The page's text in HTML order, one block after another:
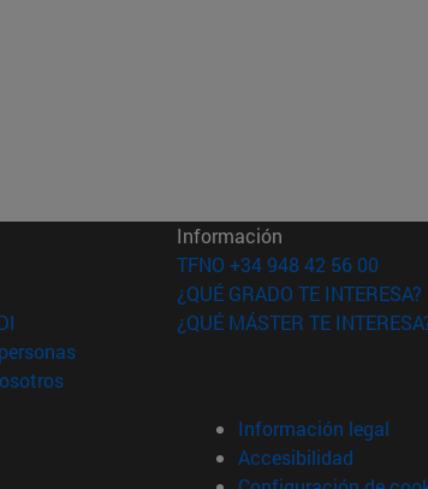
en nueva ventana)
en nueva ventana)
(abre en nueva ventana)
(abre en nueva ventana)
(abre en nueva ventana)
Información
TFNO +34 948 42 56 00
¿QUÉ GRADO TE INTERESA?
¿QUÉ MÁSTER TE
Información legal
Accesibilidad